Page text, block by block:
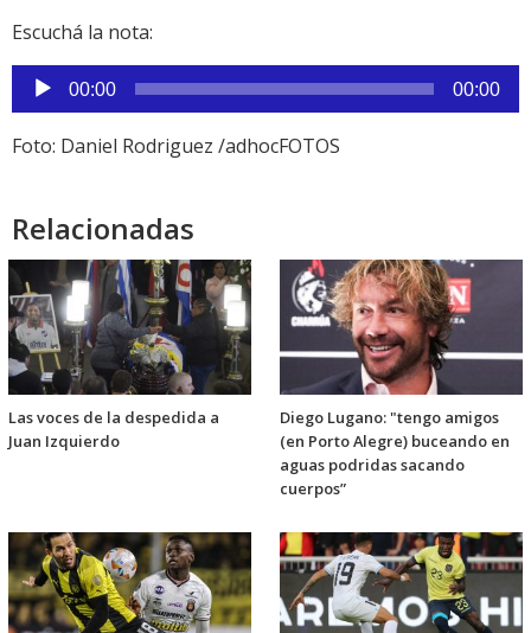
Escuchá la nota:
Reproductor
de
audio
00:00 00:00
Foto: Daniel Rodriguez /adhocFOTOS
Relacionadas
Las voces de la despedida a
Juan Izquierdo
Diego Lugano: "tengo amigos
(en Porto Alegre) buceando en
aguas podridas sacando
cuerpos”